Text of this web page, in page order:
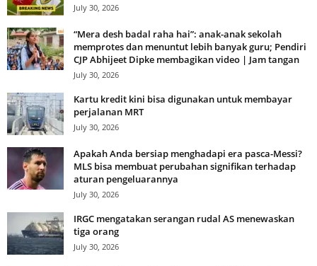
July 30, 2026
“Mera desh badal raha hai”: anak-anak sekolah
memprotes dan menuntut lebih banyak guru; Pendiri
CJP Abhijeet Dipke membagikan video | Jam tangan
July 30, 2026
Kartu kredit kini bisa digunakan untuk membayar
perjalanan MRT
July 30, 2026
Apakah Anda bersiap menghadapi era pasca-Messi?
MLS bisa membuat perubahan signifikan terhadap
aturan pengeluarannya
July 30, 2026
IRGC mengatakan serangan rudal AS menewaskan
tiga orang
July 30, 2026